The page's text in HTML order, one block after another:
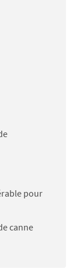
pour
canne